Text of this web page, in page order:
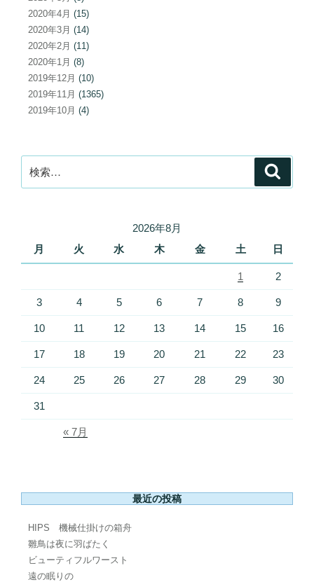
2020年4月 (15)
2020年3月 (14)
2020年2月 (11)
2020年1月 (8)
2019年12月 (10)
2019年11月 (1365)
2019年10月 (4)
索:
2026年8月
月
火 水 木 金 土 日
1 2
3 4 5 6 7 8 9
10 11 12 13 14 15 16
17 18 19 20 21 22 23
24 25 26 27 28 29 30
31
« 7月
最近の投稿
HIPS 機械仕掛けの箱舟
雛鳥は夜に羽ばたく
ビューティフルワースト
遠の眠りの